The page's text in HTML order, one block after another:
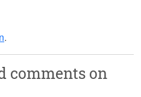
.
comments on